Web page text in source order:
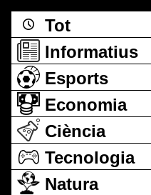
Tot
Informatius
Esports
Economia
Ciència
Tecnologia
Natura